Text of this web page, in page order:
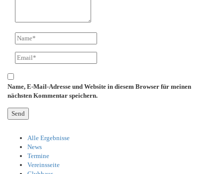
Name, E-Mail-Adresse und Website in diesem Browser für meinen
nächsten Kommentar speichern.
Alle Ergebnisse
News
Termine
Vereinsseite